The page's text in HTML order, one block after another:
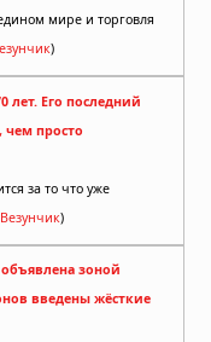
мире и торговля
)
лет. Его последний
чем просто
за то что уже
Везунчик)
зоной
введены жёсткие